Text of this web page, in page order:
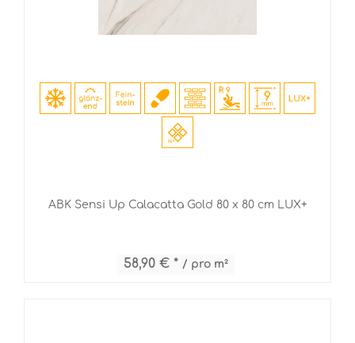
ABK Sensi Up Calacatta Gold 80 x 80 cm LUX+
58,90 € * / pro m²